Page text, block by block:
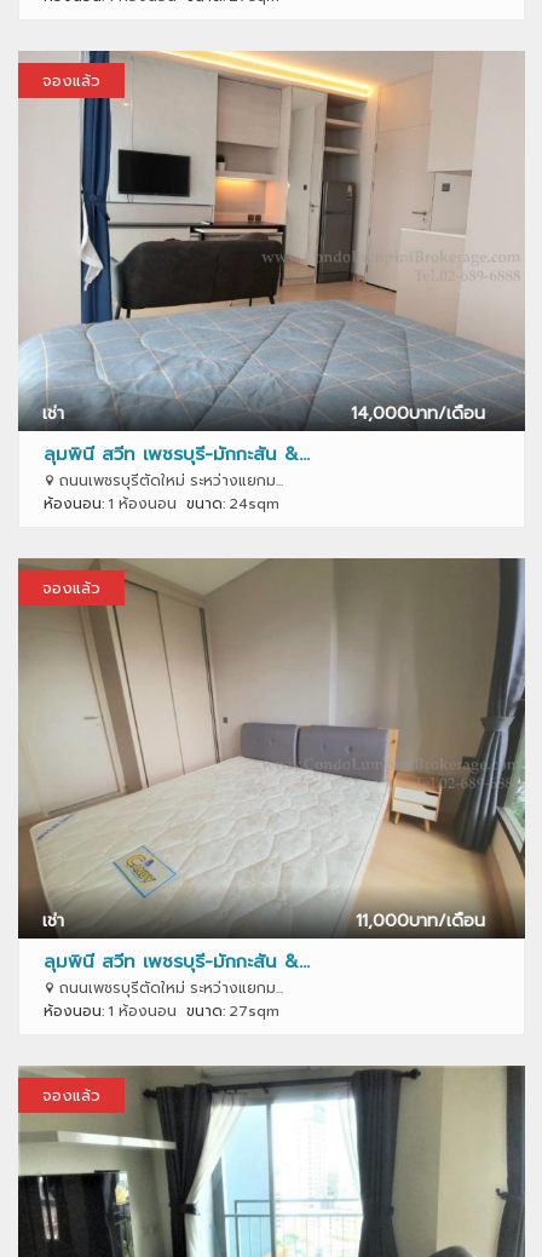
จองแล้ว
เช่า 14,000บาท/เดือน
ลุมพินี สวีท เพชรบุรี-มักกะสัน &...
ถนนเพชรบุรีตัดใหม่ ระหว่างแยกม...
ห้องนอน:1 ห้องนอน ขนาด: 24sqm
จองแล้ว
เช่า 11,000บาท/เดือน
ลุมพินี สวีท เพชรบุรี-มักกะสัน &...
ถนนเพชรบุรีตัดใหม่ ระหว่างแยกม...
ห้องนอน:1 ห้องนอน ขนาด: 27sqm
จองแล้ว